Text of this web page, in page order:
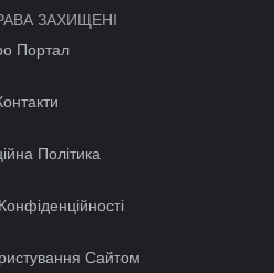
ЗАХИЩЕНІ
Портал
Політика
Сайтом